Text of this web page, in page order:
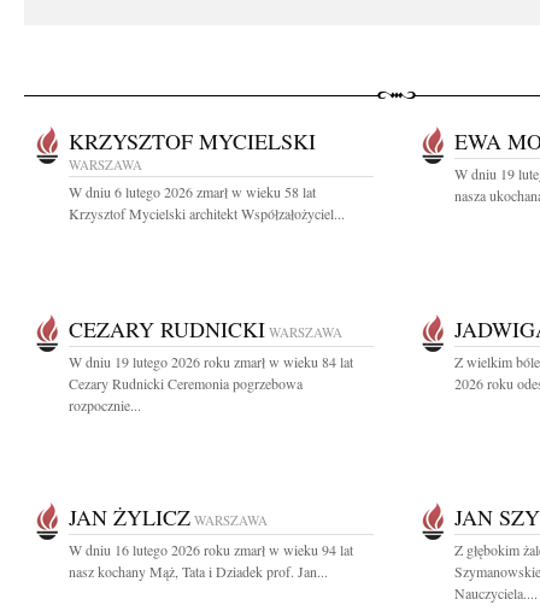
KRZYSZTOF MYCIELSKI
WARSZAWA
W dniu 6 lutego 2026 zmarł w wieku 58 lat
Krzysztof Mycielski architekt Współzałożyciel...
EWA
W dniu 19
nasza
CEZARY RUDNICKI WARSZAWA
W dniu 19 lutego 2026 roku zmarł w wieku 84 lat
Cezary Rudnicki Ceremonia pogrzebowa
rozpocznie...
Z wielkim
2026 roku
JAN ŻYLICZ WARSZAWA
W dniu 16 lutego 2026 roku zmarł w wieku 94 lat
nasz kochany Mąż, Tata i Dziadek prof. Jan...
JAN
Z głębokim
Nauczyciela....